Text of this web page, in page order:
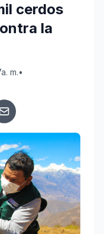
cerdos
la
m.•